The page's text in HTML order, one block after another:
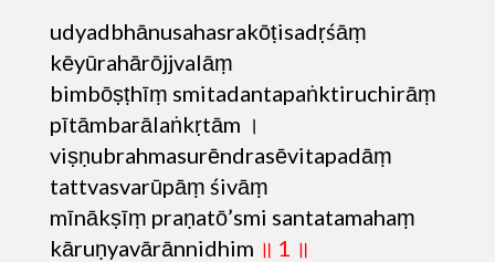
udyadbhānusahasrakōṭisadṛśāṃ
kēyūrahārōjjvalāṃ
bimbōṣṭhīṃ smitadantapaṅktiruchirāṃ
pītāmbarālaṅkṛtām ।
viṣṇubrahmasurēndrasēvitapadāṃ
tattvasvarūpāṃ śivāṃ
mīnākṣīṃ praṇatō’smi santatamahaṃ
kāruṇyavārānnidhim ॥ 1 ॥